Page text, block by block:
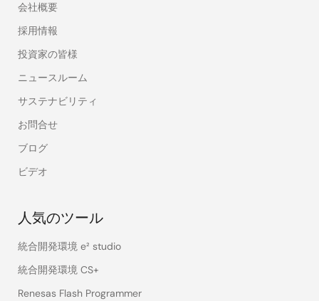
会社概要
採用情報
投資家の皆様
ニュースルーム
サステナビリティ
お問合せ
ブログ
ビデオ
人気のツール
統合開発環境 e² studio
統合開発環境 CS+
Renesas Flash Programmer